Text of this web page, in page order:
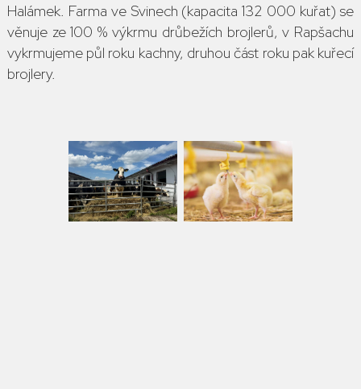
Halámek. Farma ve Svinech (kapacita 132 000 kuřat) se
věnuje ze 100 % výkrmu drůbežích brojlerů, v Rapšachu
vykrmujeme půl roku kachny, druhou část roku pak kuřecí
brojlery.